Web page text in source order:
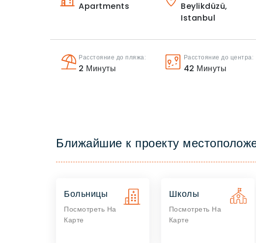
Apartments
Beylikdüzü,
Istanbul
Расстояние до пляжа:
2 Минуты
Расстояние до центра:
42 Минуты
Ближайшие к проекту
Больницы
Посмотреть На
Карте
Школы
Посмотреть На
Карте